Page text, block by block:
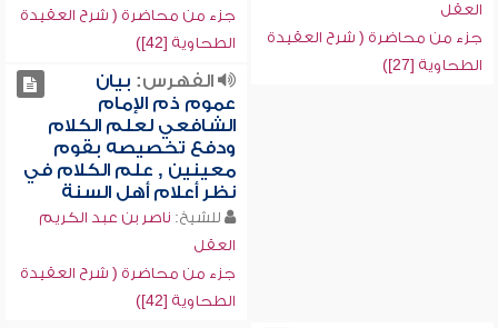
العقل
جزء من محاضرة ( شرح العقيدة
الطحاوية [27])
جزء من محاضرة ( شرح العقيدة
الطحاوية [42])
الفهرس: بيان
عموم ذم الإمام
الشافعي لعلم الكلام
ودفع تخصيصه بقوم
معينين , علم الكلام في
نظر أعلام أهل السنة
للشيخ: ناصر بن عبد الكريم
العقل
جزء من محاضرة ( شرح العقيدة
الطحاوية [42])